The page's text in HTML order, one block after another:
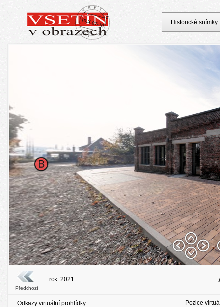
Předchozí
rok: 2021
Odkazy virtuální prohlídky: Pozice
Historické snímky